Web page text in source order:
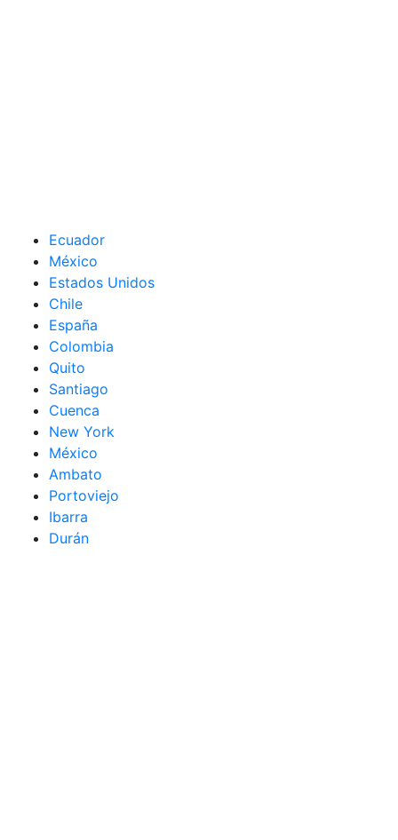
Ecuador
México
Estados Unidos
Chile
España
Colombia
Quito
Santiago
Cuenca
New York
México
Ambato
Portoviejo
Ibarra
Durán